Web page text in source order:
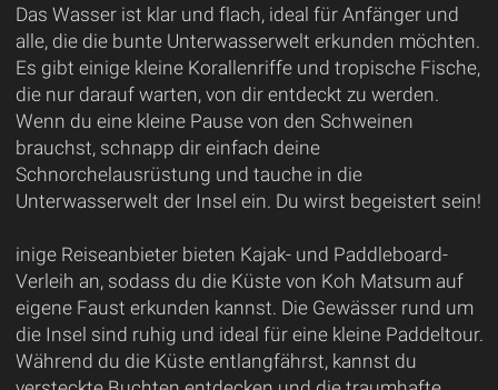
Das Wasser ist klar und flach, ideal für Anfänger und
alle, die die bunte Unterwasserwelt erkunden möchten.
Es gibt einige kleine Korallenriffe und tropische Fische,
die nur darauf warten, von dir entdeckt zu werden.
Wenn du eine kleine Pause von den Schweinen
brauchst, schnapp dir einfach deine
Schnorchelausrüstung und tauche in die
Unterwasserwelt der Insel ein. Du wirst begeistert sein!
inige Reiseanbieter bieten Kajak- und Paddleboard-
Verleih an, sodass du die Küste von Koh Matsum auf
eigene Faust erkunden kannst. Die Gewässer rund um
die Insel sind ruhig und ideal für eine kleine Paddeltour.
Während du die Küste entlangfährst, kannst du